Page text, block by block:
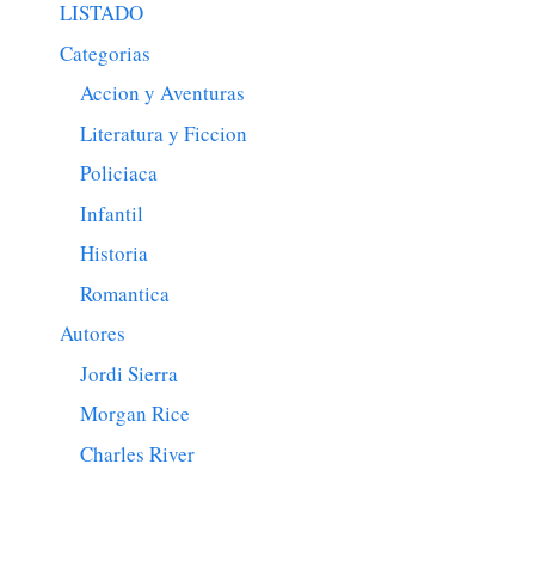
LISTADO
Categorias
Accion y Aventuras
Literatura y Ficcion
Policiaca
Infantil
Historia
Romantica
Autores
Jordi Sierra
Morgan Rice
Charles River